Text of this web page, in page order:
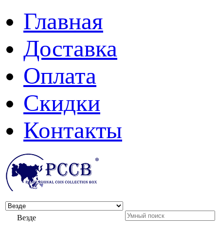
Главная
Доставка
Оплата
Скидки
Контакты
Везде